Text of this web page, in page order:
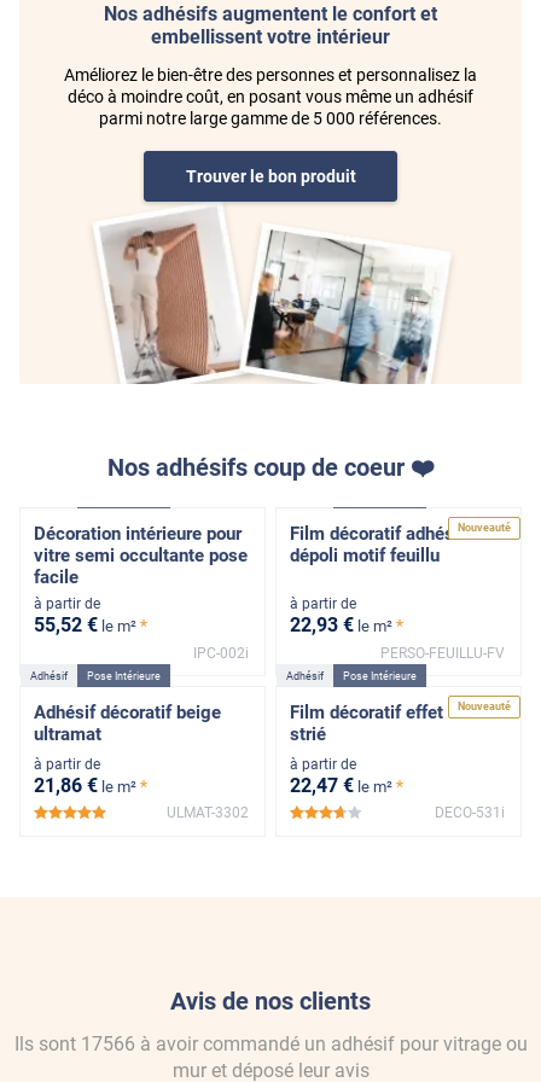
Nos adhésifs augmentent le confort et
embellissent votre intérieur
Améliorez le bien-être des personnes et personnalisez la
déco à moindre coût, en posant vous même un adhésif
parmi notre large gamme de 5 000 références.
Trouver le bon produit
Nos adhésifs coup de coeur ❤️
Décoration intérieure pour
vitre semi occultante pose
facile
à partir de
55,52 € le m² *
IPC-002i
Nouveauté
Film décoratif adhésif
dépoli motif feuillu
à partir de
22,93 € le m² *
PERSO-FEUILLU-FV
Adhésif Pose Intérieure
Adhésif décoratif beige
ultramat
à partir de
21,86 € le m² *
ULMAT-3302
Nouveauté
Adhésif Pose Intérieure
Film décoratif effet verre
strié
à partir de
22,47 € le m² *
*****
DECO-531i
Avis de nos clients
Ils sont 17566 à avoir commandé un adhésif pour vitrage ou
muret déposé leur avis